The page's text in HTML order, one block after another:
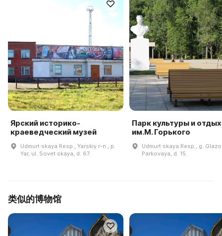
Ярский историко-
краеведческий музей
Udmurt·skaya Resp., Yarskiy r-n., p.
Yar, ul. Sovet·skaya, d. 67.
Парк культуры и
им.М. Горького
Udmurt·skaya Resp., g.
Parkovaya, d. 15.
类似的博物馆